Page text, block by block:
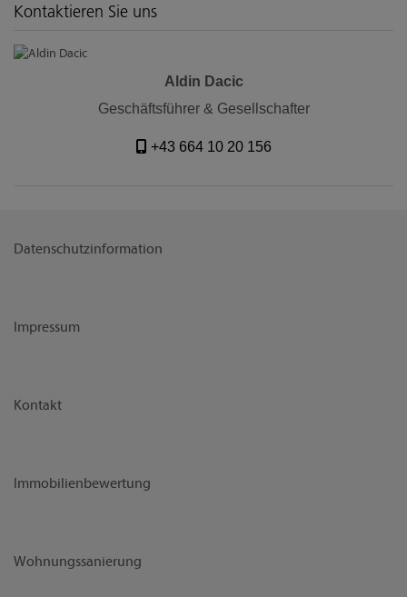
Kontaktieren Sie uns
Aldin Dacic
Geschäftsführer & Gesellschafter
+43 664 10 20 156
Datenschutzinformation
Impressum
Kontakt
Immobilienbewertung
Wohnungssanierung